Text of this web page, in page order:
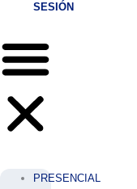
SESIÓN
PRESENCIAL